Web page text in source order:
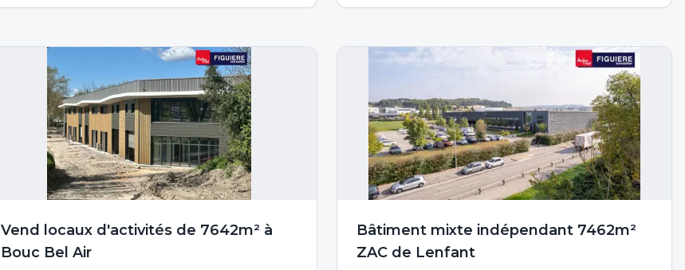
Vend locaux d'activités de 7642m² à
Bouc Bel Air
Bâtiment mixte indépendant 7462m²
ZAC de Lenfant